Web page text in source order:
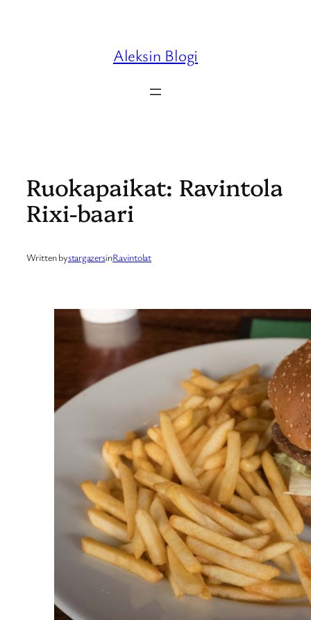
Aleksin Blogi
Ruokapaikat: Ravintola
Rixi-baari
Written bystargazersinRavintolat